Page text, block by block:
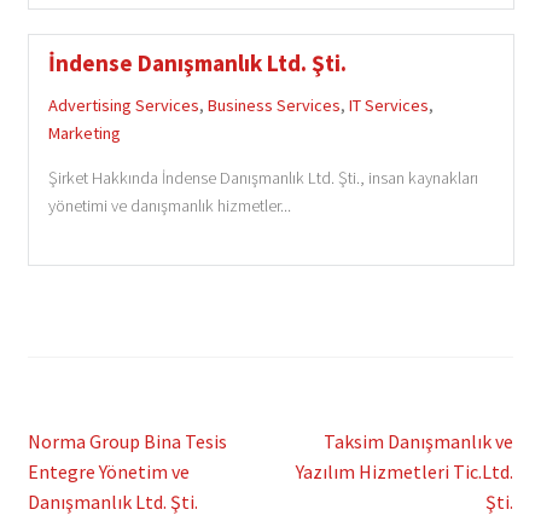
İndense Danışmanlık Ltd. Şti.
Advertising Services, Business Services, IT Services,
Marketing
Şirket Hakkında İndense Danışmanlık Ltd. Şti., insan kaynakları
yönetimi ve danışmanlık hizmetler...
Post
navigation
Previous
post:
Norma Group Bina Tesis
Entegre Yönetim ve
Danışmanlık Ltd. Şti.
Next
post:
Taksim Danışmanlık ve
Yazılım Hizmetleri Tic.Ltd.
Şti.